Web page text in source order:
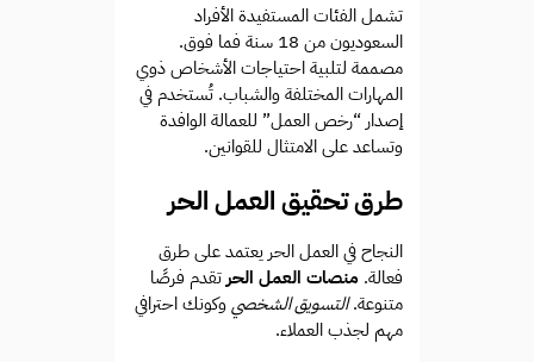
تشمل الفئات المستفيدة الأفراد
السعوديون من 18 سنة فما فوق.
مصممة لتلبية احتياجات الأشخاص ذوي
المهارات المختلفة والشباب. تُستخدم في
إصدار “رخص العمل” للعمالة الوافدة
وتساعد على الامتثال للقوانين.
طرق تحقيق العمل الحر
النجاح في العمل الحر يعتمد على طرق
فعالة.منصات العمل الحرتقدم فرصًا
متنوعة.التسويق الشخصيوكونك احترافي
مهم لجذب العملاء.